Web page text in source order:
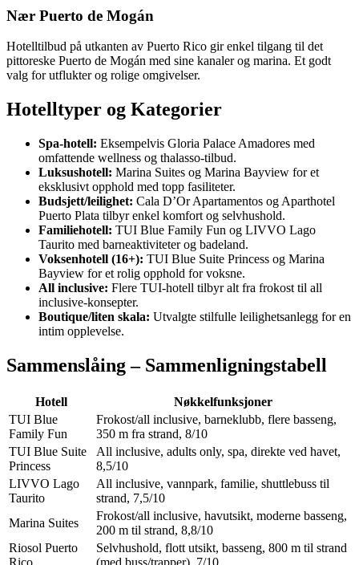
Nær Puerto de Mogán
Hotelltilbud på utkanten av Puerto Rico gir enkel tilgang til det
pittoreske Puerto de Mogán med sine kanaler og marina. Et godt
valg for utflukter og rolige omgivelser.
Hotelltyper og Kategorier
Spa-hotell: Eksempelvis Gloria Palace Amadores med
omfattende wellness og thalasso-tilbud.
Luksushotell: Marina Suites og Marina Bayview for et
eksklusivt opphold med topp fasiliteter.
Budsjett/leilighet: Cala D’Or Apartamentos og Aparthotel
Puerto Plata tilbyr enkel komfort og selvhushold.
Familiehotell: TUI Blue Family Fun og LIVVO Lago
Taurito med barneaktiviteter og badeland.
Voksenhotell (16+): TUI Blue Suite Princess og Marina
Bayview for et rolig opphold for voksne.
All inclusive: Flere TUI-hotell tilbyr alt fra frokost til all
inclusive-konsepter.
Boutique/liten skala: Utvalgte stilfulle leilighetsanlegg for en
intim opplevelse.
Sammenslåing – Sammenligningstabell
Hotell
Nøkkelfunksjoner
TUI Blue
Family Fun
Frokost/all inclusive, barneklubb, flere basseng,
350 m fra strand, 8/10
TUI Blue Suite
Princess
All inclusive, adults only, spa, direkte ved havet,
8,5/10
LIVVO Lago
Taurito
All inclusive, vannpark, familie, shuttlebuss til
strand, 7,5/10
Marina Suites
Frokost/all inclusive, havutsikt, moderne basseng,
200 m til strand, 8,8/10
Riosol Puerto
Rico
Selvhushold, flott utsikt, basseng, 800 m til strand
(med buss/trapper), 7/10